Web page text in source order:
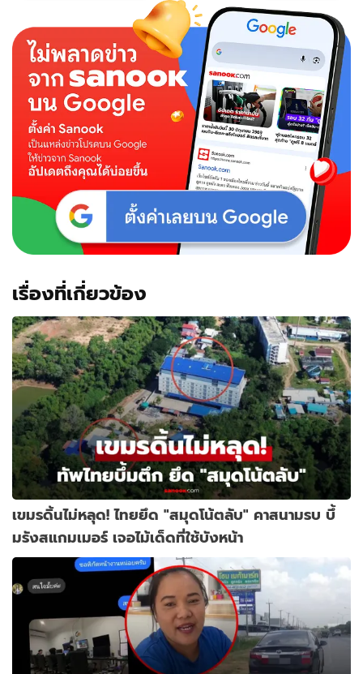
เรื่องที่เกี่ยวข้อง
เขมรดิ้นไม่หลุด! ไทยยึด "สมุดโน้ตลับ" คาสนามรบ บึ้
มรังสแกมเมอร์ เจอไม้เด็ดที่ใช้บังหน้า